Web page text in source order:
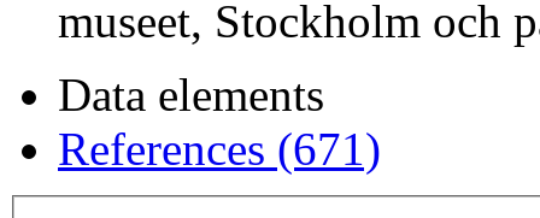
museet, Stockholm och
Data elements
References (671)